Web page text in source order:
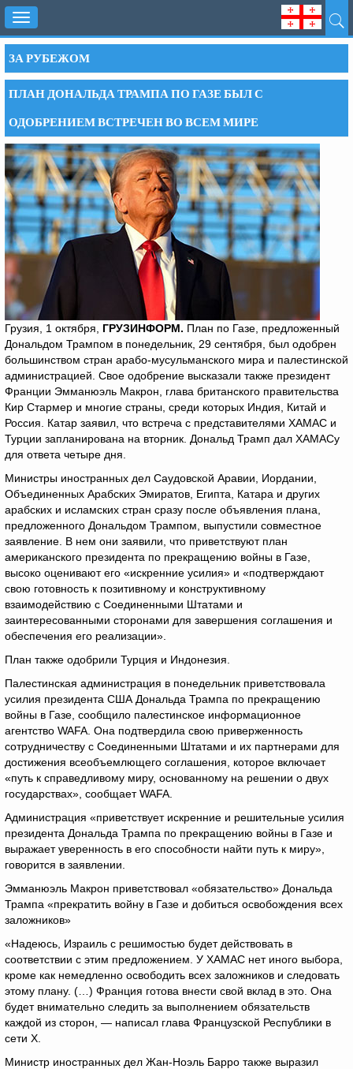
Toggle
navigation
ЗА РУБЕЖОМ
ПЛАН ДОНАЛЬДА ТРАМПА ПО ГАЗЕ БЫЛ С
ОДОБРЕНИЕМ ВСТРЕЧЕН ВО ВСЕМ МИРЕ
Грузия, 1 октября, ГРУЗИНФОРМ. План по Газе, предложенный
Дональдом Трампом в понедельник, 29 сентября, был одобрен
большинством стран арабо-мусульманского мира и палестинской
администрацией. Свое одобрение высказали также президент
Франции Эмманюэль Макрон, глава британского правительства
Кир Стармер и многие страны, среди которых Индия, Китай и
Россия. Катар заявил, что встреча с представителями ХАМАС и
Турции запланирована на вторник. Дональд Трамп дал ХАМАСу
для ответа четыре дня.
Министры иностранных дел Саудовской Аравии, Иордании,
Объединенных Арабских Эмиратов, Египта, Катара и других
арабских и исламских стран сразу после объявления плана,
предложенного Дональдом Трампом, выпустили совместное
заявление. В нем они заявили, что приветствуют план
американского президента по прекращению войны в Газе,
высоко оценивают его «искренние усилия» и «подтверждают
свою готовность к позитивному и конструктивному
взаимодействию с Соединенными Штатами и
заинтересованными сторонами для завершения соглашения и
обеспечения его реализации».
План также одобрили Турция и Индонезия.
Палестинская администрация в понедельник приветствовала
усилия президента США Дональда Трампа по прекращению
войны в Газе, сообщило палестинское информационное
агентство WAFA. Она подтвердила свою приверженность
сотрудничеству с Соединенными Штатами и их партнерами для
достижения всеобъемлющего соглашения, которое включает
«путь к справедливому миру, основанному на решении о двух
государствах», сообщает WAFA.
Администрация «приветствует искренние и решительные усилия
президента Дональда Трампа по прекращению войны в Газе и
выражает уверенность в его способности найти путь к миру»,
говорится в заявлении.
Эмманюэль Макрон приветствовал «обязательство» Дональда
Трампа «прекратить войну в Газе и добиться освобождения всех
заложников»
«Надеюсь, Израиль с решимостью будет действовать в
соответствии с этим предложением. У ХАМАС нет иного выбора,
кроме как немедленно освободить всех заложников и следовать
этому плану. (…) Франция готова внести свой вклад в это. Она
будет внимательно следить за выполнением обязательств
каждой из сторон, — написал глава Французской Республики в
сети Х.
Министр иностранных дел Жан-Ноэль Барро также выразил